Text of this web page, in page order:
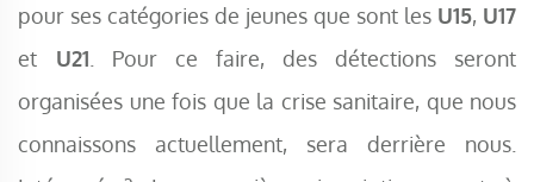
pour ses catégories de jeunes que sont les U15, U17
et U21 . Pour ce faire, des détections seront
organisées une fois que la crise sanitaire, que nous
connaissons actuellement, sera derrière nous.